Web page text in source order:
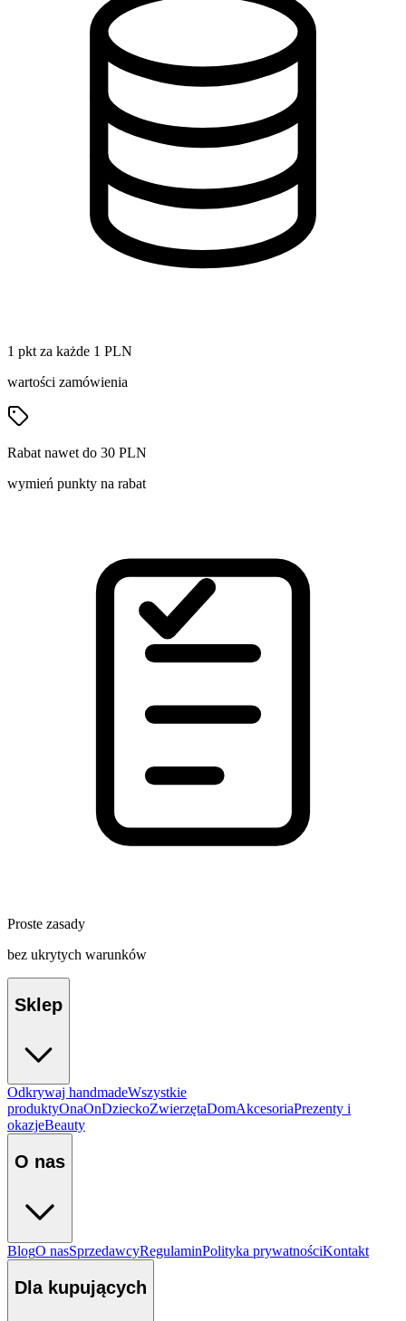
1 pkt za każde 1 PLN
wartości zamówienia
Rabat nawet do 30 PLN
wymień punkty na rabat
Proste zasady
bez ukrytych warunków
Sklep
Odkrywaj handmadeWszystkie
produktyOnaOnDzieckoZwierzętaDomAkcesoriaPrezenty i
okazjeBeauty
O nas
BlogO nasSprzedawcyRegulaminPolityka prywatnościKontakt
Dla kupujących